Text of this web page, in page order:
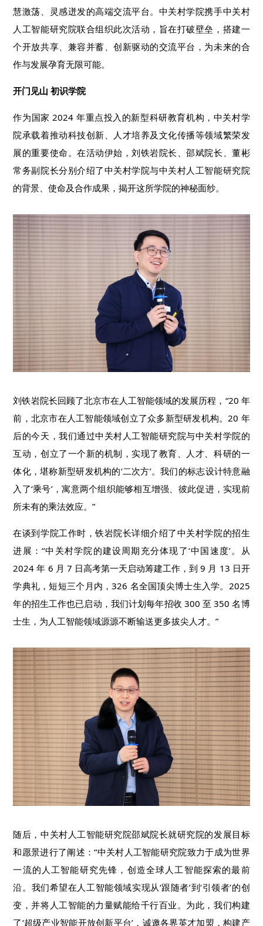
慧激荡、灵感迸发的高端交流平台。中关村学院携手中关村
人工智能研究院联合组织此次活动，旨在打破壁垒，搭建一
个开放共享、兼容并蓄、创新驱动的交流平台，为未来的合
作与发展孕育无限可能。
开门见山 初识学院
作为国家 2024 年重点投入的新型科研教育机构，中关村学
院承载着推动科技创新、人才培养及文化传播等领域繁荣发
展的重要使命。在活动伊始，刘铁岩院长、邵斌院长、董彬
常务副院长分别介绍了中关村学院与中关村人工智能研究院
的背景、使命及合作成果，揭开这所学院的神秘面纱。
刘铁岩院长回顾了北京市在人工智能领域的发展历程，“20 年
前，北京市在人工智能领域创立了众多新型研发机构。20 年
后的今天，我们通过中关村人工智能研究院与中关村学院的
互动，创立了一个新的机制，实现了教育、人才、科研的一
体化，堪称新型研发机构的‘二次方’。我们的标志设计特意融
入了‘乘号’，寓意两个组织能够相互增强、彼此促进，实现前
所未有的乘法效应。”
在谈到学院工作时，铁岩院长详细介绍了中关村学院的招生
进展：“中关村学院的建设周期充分体现了‘中国速度’。从
2024 年 6 月 7 日高考第一天启动筹建工作，到 9 月 13 日开
学典礼，短短三个月内，326 名全国顶尖博士生入学。2025
年的招生工作也已启动，我们计划每年招收 300 至 350 名博
士生，为人工智能领域源源不断输送更多拔尖人才。”
随后，中关村人工智能研究院邵斌院长就研究院的发展目标
和愿景进行了阐述：“中关村人工智能研究院致力于成为世界
一流的人工智能研究先锋，创造全球人工智能探索的最前
沿。我们希望在人工智能领域实现从‘跟随者’到‘引领者’的创
变，并将人工智能的力量赋能给千行百业。为此，我们构建
了‘超级产业智能开放创新平台’，诚邀各界英才加盟，构建产